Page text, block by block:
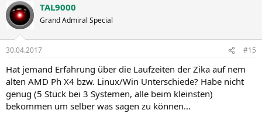
TAL9000
Grand Admiral Special
30.04.2017 #15
Hat jemand Erfahrung über die Laufzeiten der Zika auf nem
alten AMD Ph X4 bzw. Linux/Win Unterschiede? Habe nicht
genug (5 Stück bei 3 Systemen, alle beim kleinsten)
bekommen um selber was sagen zu können...